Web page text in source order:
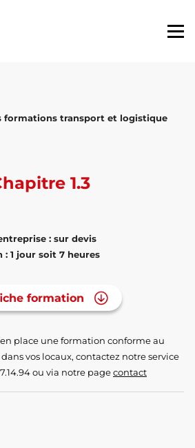
formations transport et logistique
1.3
: sur devis
1 jour soit 7 heures
formation
place une formation conforme au
dans vos locaux, contactez notre service
ou via notre pagecontact